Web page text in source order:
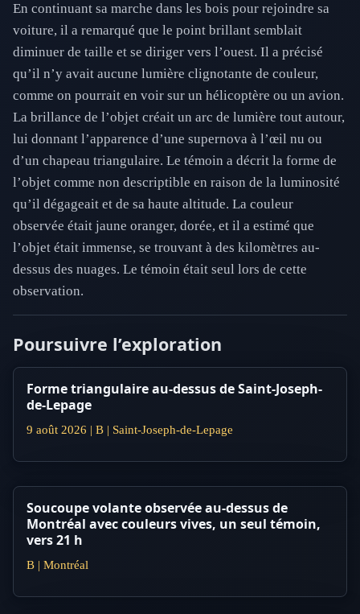
En continuant sa marche dans les bois pour rejoindre sa
voiture, il a remarqué que le point brillant semblait
diminuer de taille et se diriger vers l’ouest. Il a précisé
qu’il n’y avait aucune lumière clignotante de couleur,
comme on pourrait en voir sur un hélicoptère ou un avion.
La brillance de l’objet créait un arc de lumière tout autour,
lui donnant l’apparence d’une supernova à l’œil nu ou
d’un chapeau triangulaire. Le témoin a décrit la forme de
l’objet comme non descriptible en raison de la luminosité
qu’il dégageait et de sa haute altitude. La couleur
observée était jaune oranger, dorée, et il a estimé que
l’objet était immense, se trouvant à des kilomètres au-
dessus des nuages. Le témoin était seul lors de cette
observation.
Poursuivre l’exploration
Forme triangulaire au-dessus de Saint-Joseph-
de-Lepage
9 août 2026 | B | Saint-Joseph-de-Lepage
Soucoupe volante observée au-dessus de
Montréal avec couleurs vives, un seul témoin,
vers 21 h
B | Montréal